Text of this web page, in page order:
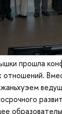
прошла